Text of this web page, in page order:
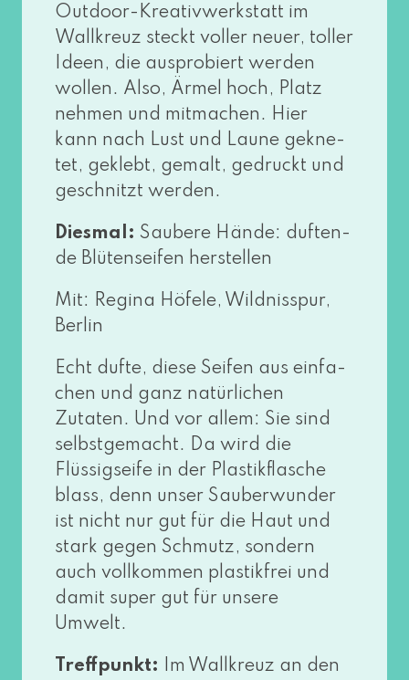
Outdoor-Kreativwerkstatt im
Wallkreuz steckt vol­ler neu­er, tol­ler
Ideen, die aus­pro­biert wer­den
wol­len. Also, Ärmel hoch, Platz
neh­men und mit­ma­chen. Hier
kann nach Lust und Laune gekne­
tet, geklebt, gemalt, gedruckt und
geschnitzt werden.
Diesmal: Saubere Hände: duf­ten­
de Blütenseifen herstellen
Mit: Regina Höfele, Wildnisspur,
Berlin
Echt duf­te, die­se Seifen aus ein­fa­
chen und ganz natür­li­chen
Zutaten. Und vor allem: Sie sind
selbst­ge­macht. Da wird die
Flüssigseife in der Plastikflasche
blass, denn unser Sauberwunder
ist nicht nur gut für die Haut und
stark gegen Schmutz, son­dern
auch voll­kom­men plas­tik­frei und
damit super gut für unse­re
Umwelt.
Treffpunkt: Im Wallkreuz an den